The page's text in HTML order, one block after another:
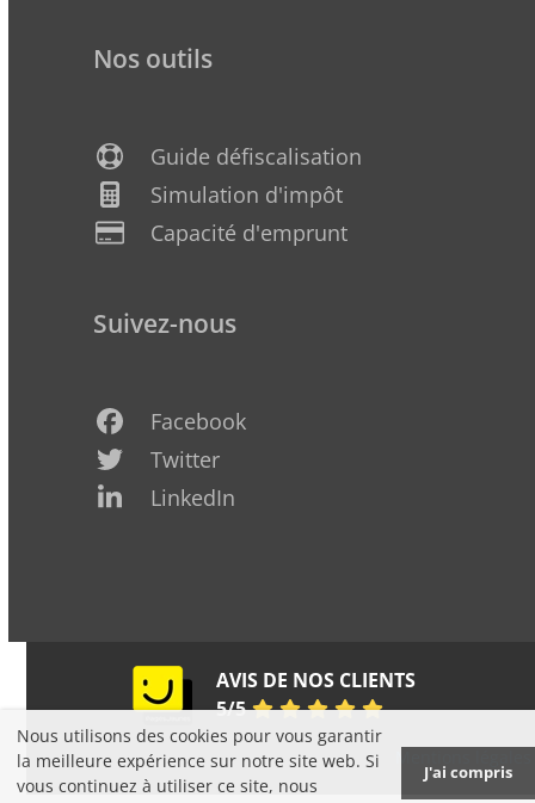
Nous utilisons des cookies pour vous garantir
la meilleure expérience sur notre site web. Si
vous continuez à utiliser ce site, nous
J'ai compris
Nos outils
Guide défiscalisation
Simulation d'impôt
Capacité d'emprunt
Suivez-nous
Facebook
Twitter
LinkedIn
Pages
Jaunes
AVIS DE NOS CLIENTS
5/5
Copyright K&P Défiscalisation 2006-2025 -
- Reproduction interdite